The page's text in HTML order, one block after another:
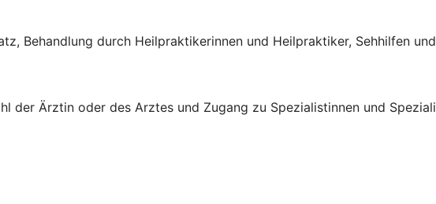
Behandlung durch Heilpraktikerinnen und Heilpraktiker, Sehhilfen
der Ärztin oder des Arztes und Zugang zu Spezialistinnen und